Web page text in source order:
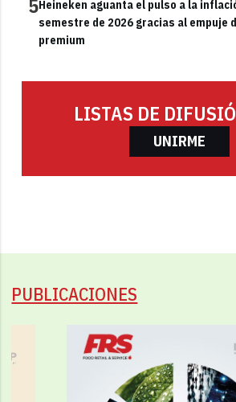
5Heineken aguanta el pulso a la
semestre de 2026 gracias al empuje
premium
LISTAS DE
UNIRME
PUBLICACIONES